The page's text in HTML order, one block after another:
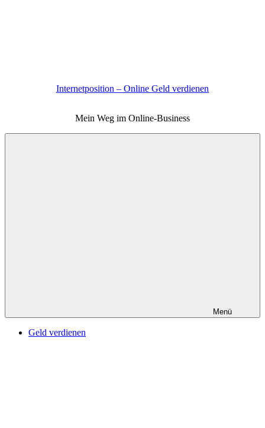
Internetposition – Online Geld verdienen
Mein Weg im Online-Business
Menü
Geld verdienen